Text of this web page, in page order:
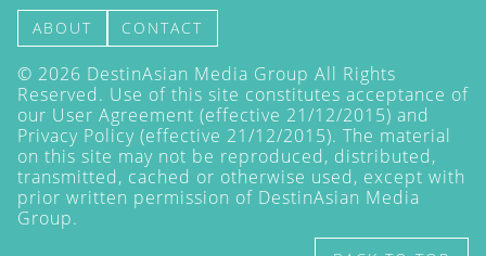
ABOUT CONTACT
© 2026 DestinAsian Media Group All Rights
Reserved. Use of this site constitutes acceptance of
our User Agreement (effective 21/12/2015) and
Privacy Policy (effective 21/12/2015). The material
on this site may not be reproduced, distributed,
transmitted, cached or otherwise used, except with
prior written permission of DestinAsian Media
Group.